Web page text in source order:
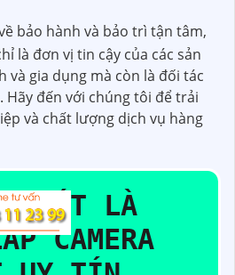
bảo hành và bảo trì tận tâm,
là đơn vị tin cậy của các sản
và gia dụng mà còn là đối tác
Hãy đến với chúng tôi để trải
và chất lượng dịch vụ hàng
PHÁT LÀ
CAMERA